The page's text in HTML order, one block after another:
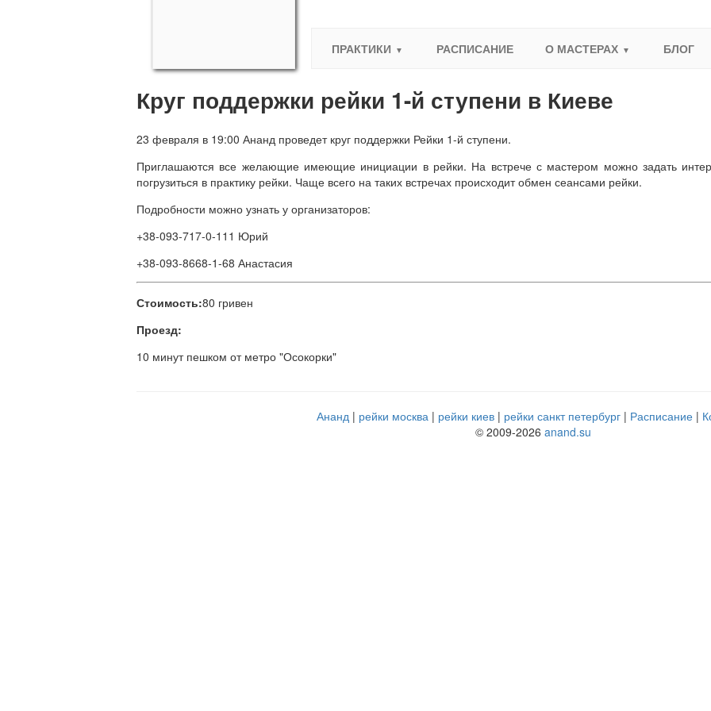
ПРАКТИКИ
РАСПИСАНИЕ О МАСТЕРАХ БЛОГ
Круг поддержки рейки 1-й ступени в Киеве
23 февраля в 19:00 Ананд проведет круг поддержки Рейки 1-й ступени.
Приглашаются все желающие имеющие инициации в рейки. На встрече с мастером можно задать
погрузиться в практику рейки. Чаще всего на таких встречах происходит обмен сеансами рейки.
Подробности можно узнать у организаторов:
+38-093-717-0-111 Юрий
+38-093-8668-1-68 Анастасия
Стоимость:80 гривен
Проезд:
10 минут пешком от метро "Осокорки"
Ананд рейки москва рейки киев рейки санкт петербург Расписание
© 2009-2026 anand.su